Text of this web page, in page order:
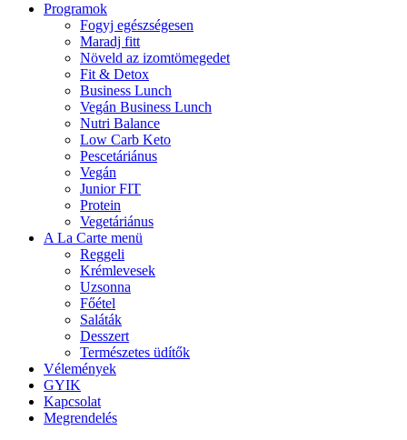
Programok
Fogyj egészségesen
Maradj fitt
Növeld az izomtömegedet
Fit & Detox
Business Lunch
Vegán Business Lunch
Nutri Balance
Low Carb Keto
Pescetáriánus
Vegán
Junior FIT
Protein
Vegetáriánus
A La Carte menü
Reggeli
Krémlevesek
Uzsonna
Főétel
Saláták
Desszert
Természetes üdítők
Vélemények
GYIK
Kapcsolat
Megrendelés